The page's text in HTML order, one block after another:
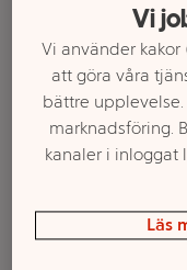
Vi
Vi använder
att göra våra
bättre
marknadsföring.
kanaler i inloggat
Läs